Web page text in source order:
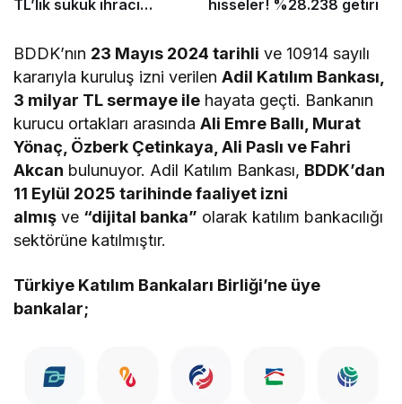
TL’lik sukuk ihracı
hisseler! %28.238 getiri
BDDK’nın 23 Mayıs 2024 tarihli ve 10914 sayılı
kararıyla kuruluş izni verilenAdil Katılım Bankası,
3 milyar TL sermaye ile hayata geçti. Bankanın
kurucu ortakları arasındaAli Emre Ballı, Murat
Yönaç, Özberk Çetinkaya, Ali Paslı ve Fahri
Akcan bulunuyor. Adil Katılım Bankası, BDDK’dan
11 Eylül 2025 tarihinde faaliyet izni
almış ve “dijital banka” olarak katılım bankacılığı
sektörüne katılmıştır.
Türkiye Katılım Bankaları Birliği’ne üye
bankalar;